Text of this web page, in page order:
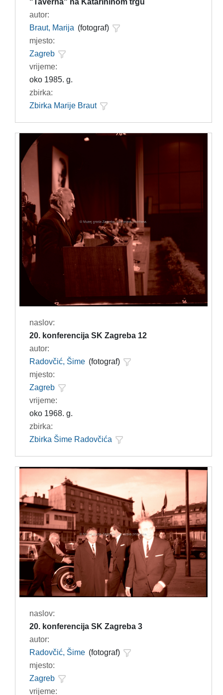
"Taverna" na Katarininom trgu
autor:
Braut, Marija (fotograf)
mjesto:
Zagreb
vrijeme:
oko 1985. g.
zbirka:
Zbirka Marije Braut
naslov:
20. konferencija SK Zagreba 12
autor:
Radovčić, Šime (fotograf)
mjesto:
Zagreb
vrijeme:
oko 1968. g.
zbirka:
Zbirka Šime Radovčića
naslov:
20. konferencija SK Zagreba 3
autor:
Radovčić, Šime (fotograf)
mjesto:
Zagreb
vrijeme: